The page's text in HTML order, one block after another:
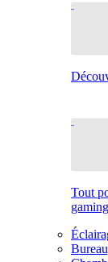
Tout
gaming